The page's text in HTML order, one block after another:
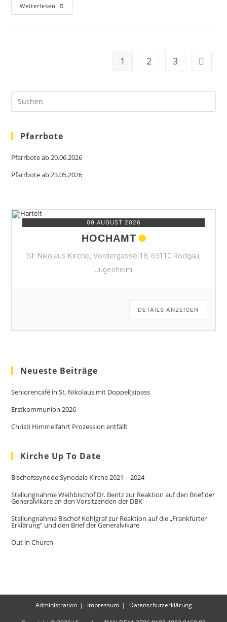
Weiterlesen Weltgebetstag
Der
1 2 3 Zur
Pfarrbote
Pfarrbote ab 20.06.2026
Pfarrbote ab 23.05.2026
09 AUGUST 2026
HOCHAMT
St. Nikolaus Kirche, Vordergasse 18, 63110 Rodgau,
Jügesheim
DETAILS ANZEIGEN
Neueste Beiträge
Seniorencafé in St. Nikolaus mit Doppel(s)pass
Erstkommunion 2026
Christi Himmelfahrt Prozession entfällt
Kirche Up To Date
Bischofssynode Synodale Kirche 2021 – 2024
Stellungnahme Weihbischof Dr. Bentz zur Reaktion auf den Brief der
Generalvikare an den Vorsitzenden der DBK
Stellungnahme Bischof Kohlgraf zur Reaktion auf die „Frankfurter
Erklärung“ und den Brief der Generalvikare
Out in Church
Administration Impressum Datenschutzerklärung